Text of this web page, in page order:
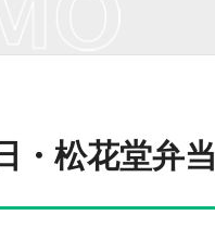
・松花堂弁当